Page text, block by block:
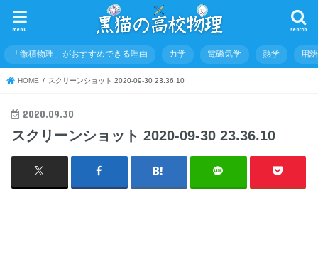
search
menu
「微積物理」がおすすめできる理由 力学 電磁気学 熱学 用
HOME スクリーンショット 2020-09-30 23.36.10
2020.09.30
スクリーンショット 2020-09-30 23.36.10